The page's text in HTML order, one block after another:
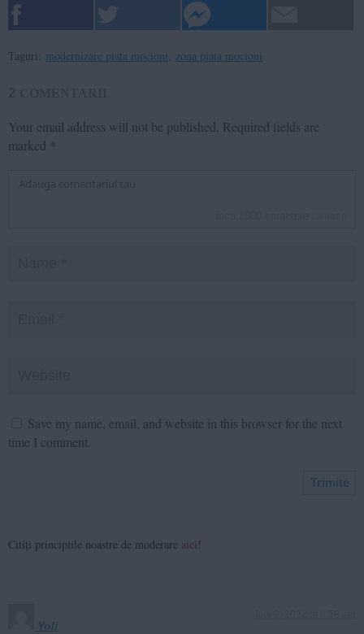
Taguri: modernizare piata mocioni, zona piata mocioni
Your email address will not be published. Required fields are
marked *
Save my name, email, and website in this browser for the next
time I comment.
Citiți principiile noastre de moderare aici!
Yoli